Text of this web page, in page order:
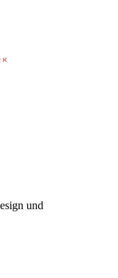
und